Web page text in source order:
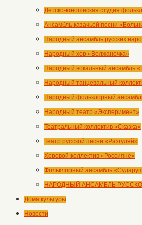
Детско-юношеская студия
Ансамбль казачьей песни
Народный ансамбль русских
Народный хор «Волжаночка»
Народный вокальный ансамбль
Народный танцевальный
Народный фольклорный
Народный театр «Эксперимент»
Театральный коллектив «Сказка»
Театр русской песни «Разгуляй»
Хоровой коллектив «Россияне»
Фольклорный ансамбль
НАРОДНЫЙ АНСАМБЛЬ
Дома культуры
Новости